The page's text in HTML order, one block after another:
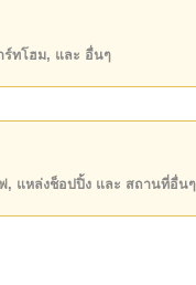
ป็น ฿ 69,561 บาทต่อตา
ยมี ค่าโอนคนละครึ่ง
ร์ทโฮม, และ อื่นๆ
, แหล่งช็อปปิ้ง และ สถานที่อื่น